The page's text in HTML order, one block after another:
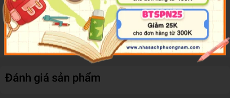
Cuốn sách với những hình ảnh sinh động sẽ giúp bạn nhanh chóng
lí giải và nắm bắt được các phương thức để trở thành người giỏi
làm chủ các thói quen… Hãy cùng khám phá cuốn sách thú vị này!
Đánh giá sản phẩm